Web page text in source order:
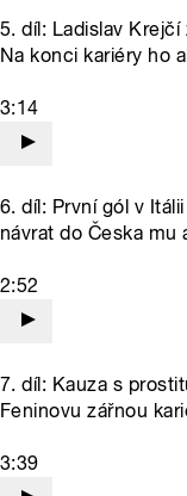
5. díl: Ladislav
Na konci kariéry ho
3:14
6. díl: První gól v
návrat do Česka
2:52
7. díl: Kauza s
Feninovu zářnou
3:39